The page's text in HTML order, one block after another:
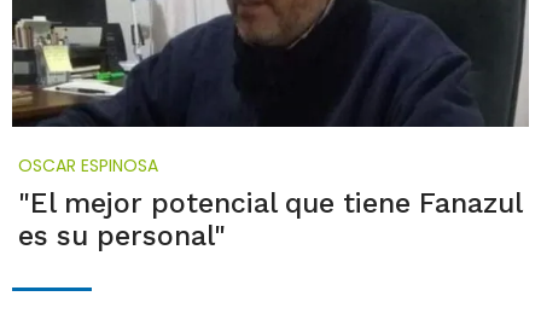
OSCAR ESPINOSA
"El mejor potencial que tiene Fanazul
es su personal"